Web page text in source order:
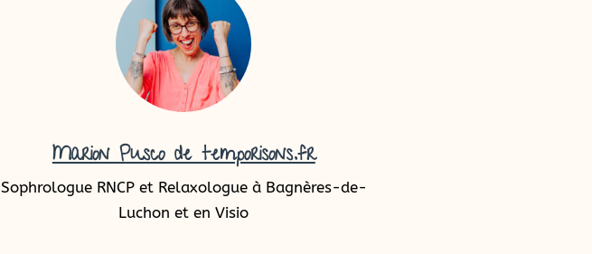
Marion Pusco de temporisons.fr
Sophrologue RNCP et Relaxologue à Bagnères-de-
Luchon et en Visio